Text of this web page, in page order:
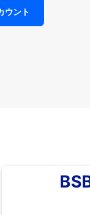
ウント